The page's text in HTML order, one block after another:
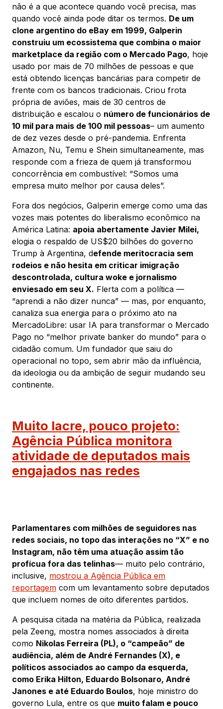
não é a que acontece quando você precisa, mas
quando você ainda pode ditar os termos. De um
clone argentino do eBay em 1999, Galperin
construiu um ecossistema que combina o maior
marketplace da região com o Mercado Pago, hoje
usado por mais de 70 milhões de pessoas e que
está obtendo licenças bancárias para competir de
frente com os bancos tradicionais. Criou frota
própria de aviões, mais de 30 centros de
distribuição e escalou o número de funcionários de
10 mil para mais de 100 mil pessoas– um aumento
de dez vezes desde o pré-pandemia. Enfrenta
Amazon, Nu, Temu e Shein simultaneamente, mas
responde com a frieza de quem já transformou
concorrência em combustível: “Somos uma
empresa muito melhor por causa deles”.
Fora dos negócios, Galperin emerge como uma das
vozes mais potentes do liberalismo econômico na
América Latina: apoia abertamente Javier Milei,
elogia o respaldo de US$20 bilhões do governo
Trump à Argentina, defende meritocracia sem
rodeios e não hesita em criticar imigração
descontrolada, cultura woke e jornalismo
enviesado em seu X. Flerta com a política —
“aprendi a não dizer nunca” — mas, por enquanto,
canaliza sua energia para o próximo ato na
MercadoLibre: usar IA para transformar o Mercado
Pago no “melhor private banker do mundo” para o
cidadão comum. Um fundador que saiu do
operacional no topo, sem abrir mão da influência,
da ideologia ou da ambição de seguir mudando seu
continente.
Muito lacre, pouco projeto:
Agência Pública monitora
atividade de deputados mais
engajados nas redes
Parlamentares com milhões de seguidores nas
redes sociais, no topo das interações no “X” e no
Instagram, não têm uma atuação assim tão
profícua fora das telinhas— muito pelo contrário,
inclusive, mostrou a Agência Pública em
reportagem com um levantamento sobre deputados
que incluem nomes de oito diferentes partidos.
A pesquisa citada na matéria da Pública, realizada
pela Zeeng, mostra nomes associados à direita
como Nikolas Ferreira (PL), o “campeão” de
audiência, além de André Fernandes (X), e
políticos associados ao campo da esquerda,
como Erika Hilton, Eduardo Bolsonaro, André
Janones e até Eduardo Boulos, hoje ministro do
governo Lula, entre os que muito falam e pouco